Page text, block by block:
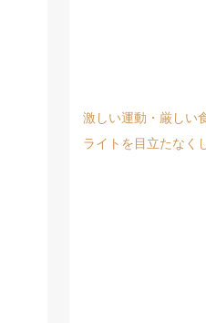
激しい運動・厳しい
ライトを目立たなく